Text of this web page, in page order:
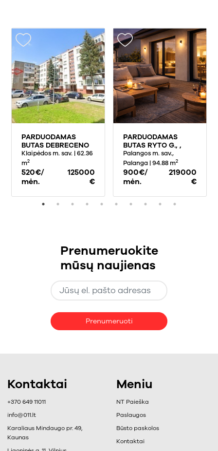
PARDUODAMAS
BUTAS DEBRECENO
G., KLAIPĖDA, 62
KV.M PLOTO, 3
KAMBARIAI
Klaipėdos m. sav. | 62.36
m2
520€/
mėn.
125000
€
PARDUODAMAS
BUTAS RYTO G., ,
PALANGOJE, 94.88
KV.M PLOTO
Palangos m. sav.,
Palanga | 94.88 m2
900€/
mėn.
219000
€
Kontaktai
+370 649 11011
info@011.lt
Karaliaus Mindaugo pr. 49,
Kaunas
Meniu
NT Paieška
Paslaugos
Būsto paskolos
Kontaktai
Prenumeruokite
mūsų naujienas
Prenumeruoti